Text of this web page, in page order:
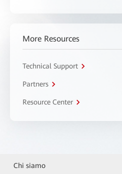
More Resources
Technical Support
Partners
Resource Center
Chi siamo